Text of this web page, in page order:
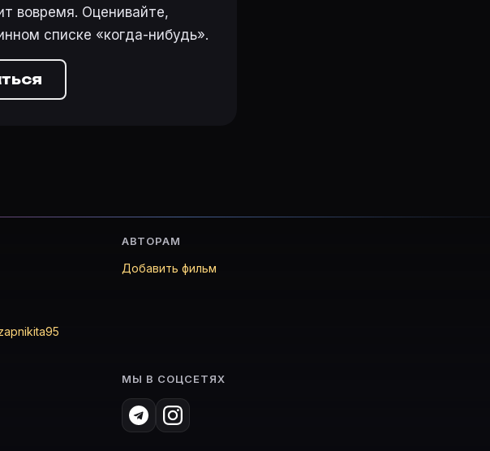
вовремя. Оценивайте,
списке «когда-нибудь».
АВТОРАМ
Добавить фильм
МЫ В СОЦСЕТЯХ